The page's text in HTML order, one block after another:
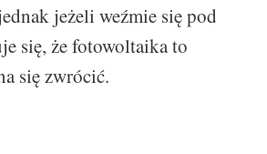
jeżeli weźmie się pod
się, że fotowoltaika to
się zwrócić.